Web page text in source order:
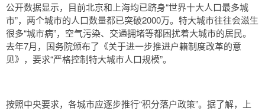
公开数据显示，目前北京和上海均已跻身“世界十大人口最多城
市”，两个城市的人口数量都已突破2000万。特大城市往往会滋生
很多“城市病”，空气污染、交通拥堵等都困扰着大城市的居民。
去年7月，国务院颁布了《关于进一步推进户籍制度改革的意
见》，要求“严格控制特大城市人口规模”。
按照中央要求，各城市应逐步推行“积分落户政策”。据了解，上